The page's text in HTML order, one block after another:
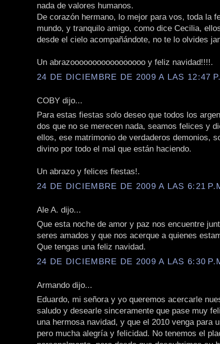
nada de valores humanos.
De corazón hermano, lo mejor para vos, toda la
mundo, y tranquilo amigo, como dice Cecilia,
desde el cielo acompañándote, no te lo olvides
Un abrazooooooooooooooooo y feliz navidad!!!!.
24 DE DICIEMBRE DE 2009 A LAS 12:47
COBY dijo...
Para estas fiestas solo deseo que todos los
dos que no se merecen nada, seamos felices y
ellos, ese matrimonio de verdaderos demonios,
divino por todo el mal que están haciendo.
Un abrazo y felices fiestas!.
24 DE DICIEMBRE DE 2009 A LAS 6:21
Ale A. dijo...
Que esta noche de amor y paz nos encuentre
seres amados y que nos acerque a quienes
Que tengas una feliz navidad.
24 DE DICIEMBRE DE 2009 A LAS 6:30
Armando dijo...
Eduardo, mi señora y yo queremos acercarle
saludo y desearle sinceramente que pase muy
una hermosa navidad, y que el 2010 venga para
pero mucha alegría y felicidad. No tenemos el